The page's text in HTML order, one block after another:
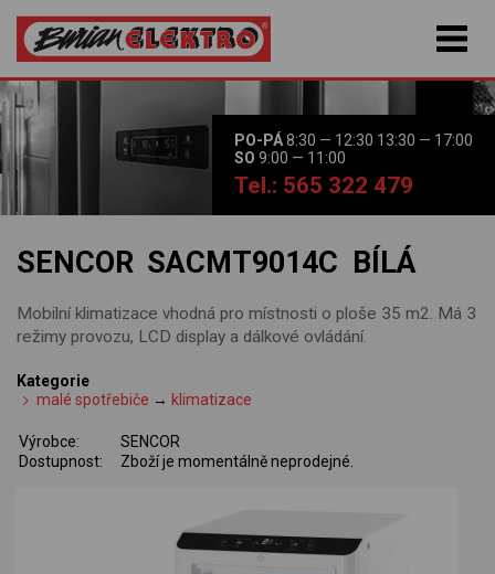
PO-PÁ8:30 — 12:30 13:30 — 17:00
SO 9:00 — 11:00
Tel.: 565 322 479
SENCOR SACMT9014C BÍLÁ
Mobilní klimatizace vhodná pro místnosti o ploše 35 m2. Má 3
režimy provozu, LCD display a dálkové ovládání.
Kategorie
malé spotřebiče → klimatizace
Výrobce:
SENCOR
Dostupnost:
Zboží je momentálně neprodejné.